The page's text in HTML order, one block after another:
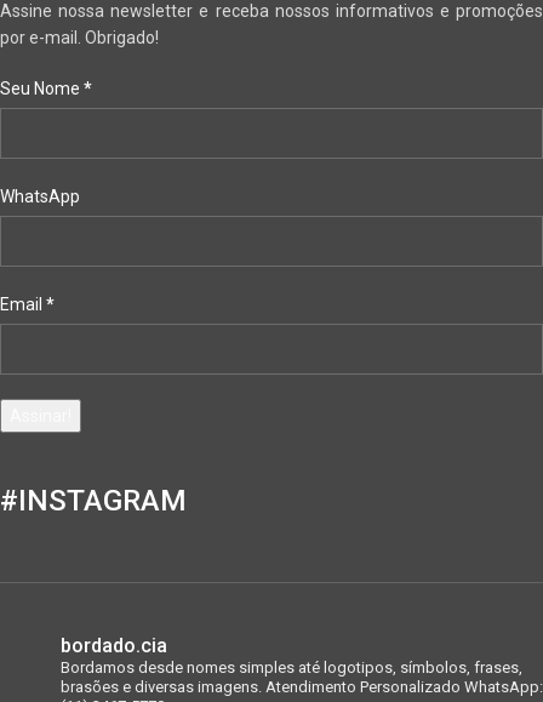
Assine nossa newsletter e receba nossos informativos e promoções
por e-mail. Obrigado!
Seu Nome *
WhatsApp
Email *
#INSTAGRAM
bordado.cia
Bordamos desde nomes simples até logotipos, símbolos, frases,
brasões e diversas imagens. Atendimento Personalizado WhatsApp: